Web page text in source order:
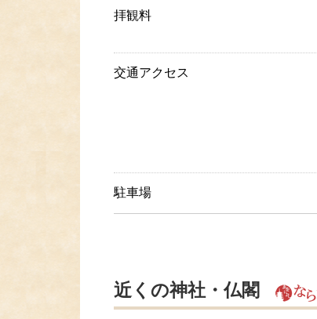
拝観料
交通アクセス
駐車場
近くの神社・仏閣